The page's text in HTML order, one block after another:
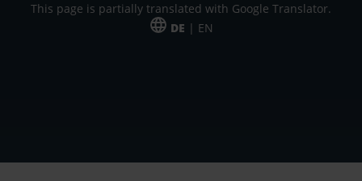
This page is partially translated with Google Translator.
DE | EN